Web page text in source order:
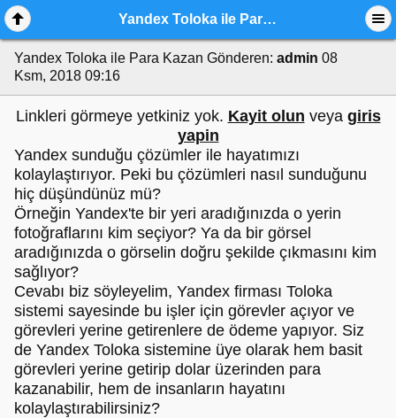
Yandex Toloka ile Para Kazan
Yandex Toloka ile Para Kazan Gönderen: admin 08
Ksm, 2018 09:16
Linkleri görmeye yetkiniz yok. Kayit olun veya giris
yapin
Yandex sunduğu çözümler ile hayatımızı
kolaylaştırıyor. Peki bu çözümleri nasıl sunduğunu
hiç düşündünüz mü?
Örneğin Yandex'te bir yeri aradığınızda o yerin
fotoğraflarını kim seçiyor? Ya da bir görsel
aradığınızda o görselin doğru şekilde çıkmasını kim
sağlıyor?
Cevabı biz söyleyelim, Yandex firması Toloka
sistemi sayesinde bu işler için görevler açıyor ve
görevleri yerine getirenlere de ödeme yapıyor. Siz
de Yandex Toloka sistemine üye olarak hem basit
görevleri yerine getirip dolar üzerinden para
kazanabilir, hem de insanların hayatını
kolaylaştırabilirsiniz?